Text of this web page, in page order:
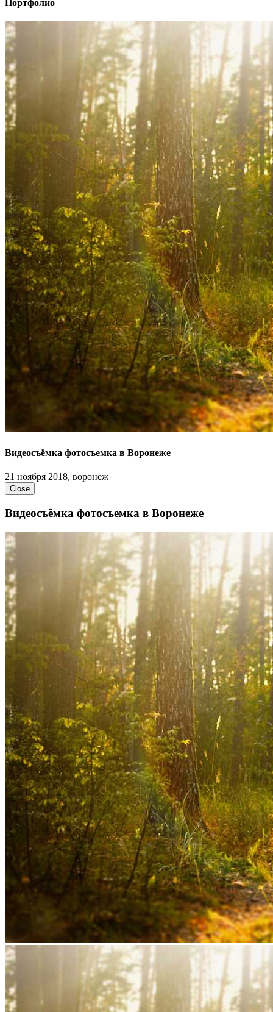
Портфолио
Видеосъёмка фотосъемка в Воронеже
21 ноября 2018, воронеж
Close
Видеосъёмка фотосъемка в Воронеже